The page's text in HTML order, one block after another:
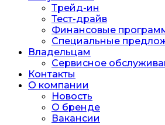
Трейд-ин
Тест-драйв
Финансовые
Специальные
Владельцам
Сервисное
Контакты
О компании
Новость
O бренде
Вакансии